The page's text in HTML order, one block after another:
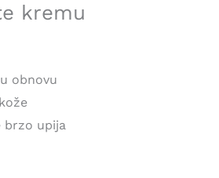
kremu
obnovu
brzo upija